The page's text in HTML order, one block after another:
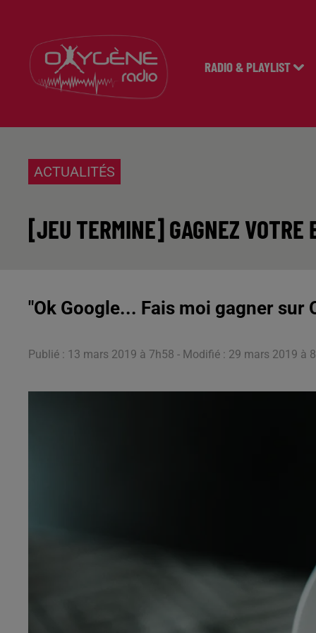
RADIO & PLAYLIST
ACTUALITÉS
[JEU TERMINE] GAGNEZ VOTRE
"Ok Google... Fais moi gagner sur
Publié : 13 mars 2019 à 7h58 - Modifié : 29 mars 2019 à